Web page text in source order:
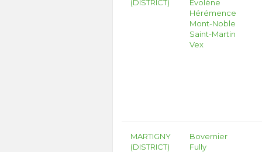
(DISTRICT)
Evolène
Hérémence
Mont-Noble
Saint-Martin
Vex
MARTIGNY
(DISTRICT)
Bovernier
Fully